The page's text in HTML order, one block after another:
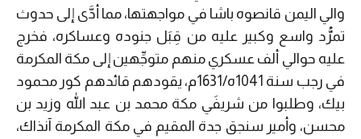
والي اليمن قانصوه باشا في مواجهتها، مما أدَّى إلى حدوث
تمرُّد واسع وكبير عليه من قِبَل جنوده وعساكره، فخرج
عليه حوالي ألف عسكري منهم متوجِّهين إلى مكة المكرمة
في رجب سنة 1041ه/1631م، يقودهم قائدهم كور محمود
بيك، وطلبوا من شريفَي مكة محمد بن عبد الله وزيد بن
محسن، وأمير سنجق جدة المقيم في مكة المكرمة آنذاك،